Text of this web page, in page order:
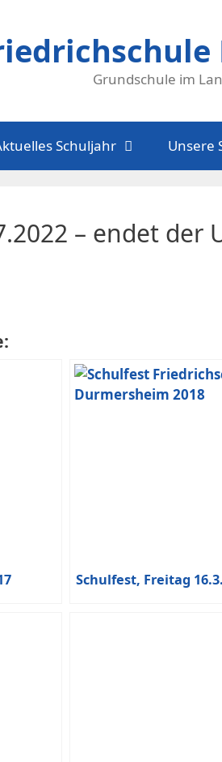
Grundschule im
Schuljahr Unsere
– endet
Schulfest, Freitag